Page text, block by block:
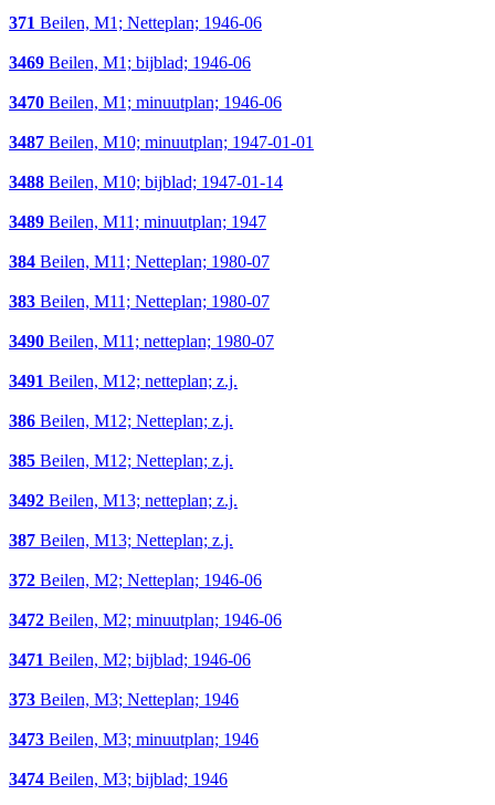
371 Beilen, M1; Netteplan; 1946-06
3469 Beilen, M1; bijblad; 1946-06
3470 Beilen, M1; minuutplan; 1946-06
3487 Beilen, M10; minuutplan; 1947-01-01
3488 Beilen, M10; bijblad; 1947-01-14
3489 Beilen, M11; minuutplan; 1947
384 Beilen, M11; Netteplan; 1980-07
383 Beilen, M11; Netteplan; 1980-07
3490 Beilen, M11; netteplan; 1980-07
3491 Beilen, M12; netteplan; z.j.
386 Beilen, M12; Netteplan; z.j.
385 Beilen, M12; Netteplan; z.j.
3492 Beilen, M13; netteplan; z.j.
387 Beilen, M13; Netteplan; z.j.
372 Beilen, M2; Netteplan; 1946-06
3472 Beilen, M2; minuutplan; 1946-06
3471 Beilen, M2; bijblad; 1946-06
373 Beilen, M3; Netteplan; 1946
3473 Beilen, M3; minuutplan; 1946
3474 Beilen, M3; bijblad; 1946